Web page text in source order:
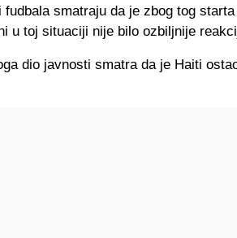
fudbala smatraju da je zbog tog
u toj situaciji nije bilo ozbiljnije
dio javnosti smatra da je Haiti